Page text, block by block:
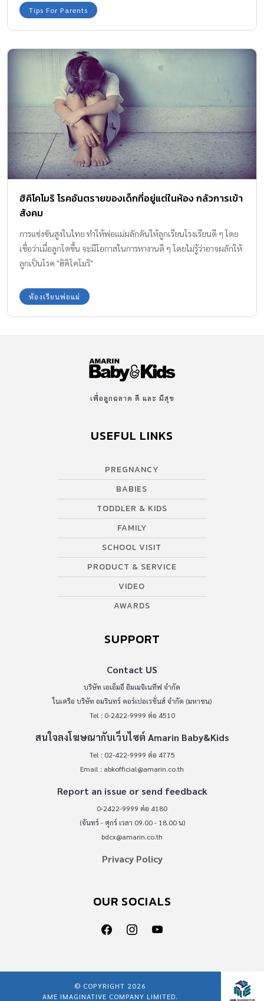
Tips For Parents
ฮิคิโคโมริ โรคอันตรายของเด็กที่อยู่แต่ในห้อง กลัวการเข้า
สังคม
การแข่งขันสูงในไทย ทำให้พ่อแม่ผลักดันให้ลูกเรียนโรงเรียนดี ๆ โดย
เชื่อว่าเมื่อลูกโตขึ้น จะมีโอกาสในการหางานดี ๆ โดยไม่รู้ว่าอาจผลักให้
ลูกเป็นโรค "ฮิคิโคโมริ"
ห้องเรียนพ่อแม่
เพื่อลูกฉลาด ดี และ มีสุข
USEFUL LINKS
PREGNANCY
BABIES
TODDLER & KIDS
FAMILY
SCHOOL VISIT
PRODUCT & SERVICE
VIDEO
AWARDS
SUPPORT
Contact US
บริษัท เอเอ็มอี อิมเมจิเนทีฟ จำกัด
ในเครือ บริษัท อมรินทร์ คอร์เปอเรชั่นส์ จำกัด (มหาชน)
Tel : 0-2422-9999 ต่อ 4510
สนใจลงโฆษณากับเว็บไซต์ Amarin Baby&Kids
Tel : 02-422-9999 ต่อ 4775
Email : abkofficial@amarin.co.th
Report an issue or send feedback
0-2422-9999 ต่อ 4180
(จันทร์ - ศุกร์ เวลา 09.00 - 18.00 น)
bdcx@amarin.co.th
Privacy Policy
OUR SOCIALS
© COPYRIGHT 2026
AME IMAGINATIVE COMPANY LIMITED.